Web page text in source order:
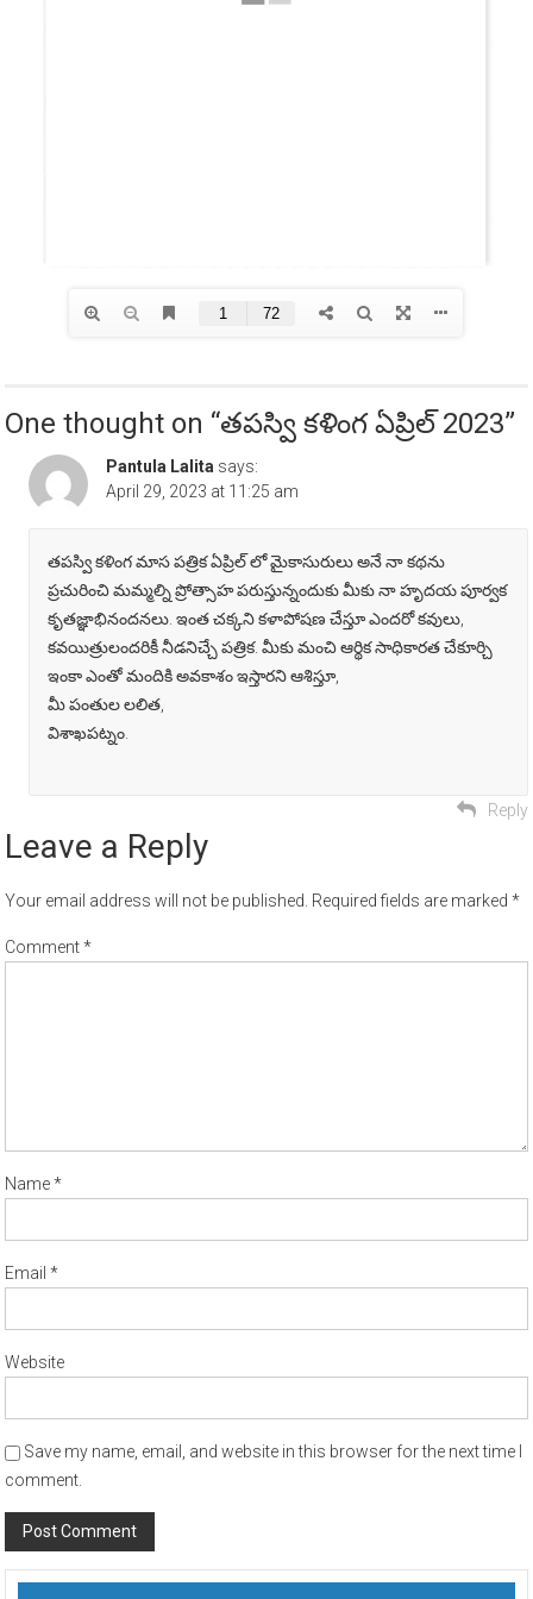
One thought on “తపస్వి కళింగ ఏప్రిల్ 2023”
Pantula Lalita says:
April 29, 2023 at 11:25 am
తపస్వి కళింగ మాస పత్రిక ఏప్రిల్ లో మైకాసురులు అనే నా కథను
ప్రచురించి మమ్మల్ని ప్రోత్సాహ పరుస్తున్నందుకు మీకు నా హృదయ పూర్వక
కృతజ్ఞాభినందనలు. ఇంత చక్కని కళాపోషణ చేస్తూ ఎందరో కవులు,
కవయిత్రులందరికీ నీడనిచ్చే పత్రిక. మీకు మంచి ఆర్థిక సాధికారత చేకూర్చి
ఇంకా ఎంతో మందికి అవకాశం ఇస్తారని ఆశిస్తూ,
మీ పంతుల లలిత,
విశాఖపట్నం.
Reply
Leave a Reply
Your email address will not be published. Required fields are marked*
Comment*
Name*
Email*
Website
Save my name, email, and website in this browser for the next time I
comment.
Alternative: